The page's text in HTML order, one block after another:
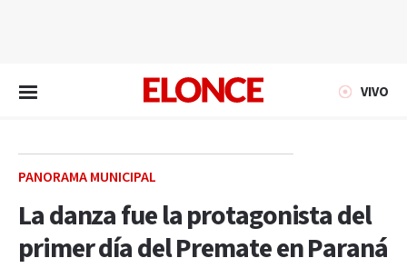
VIVO
PANORAMA MUNICIPAL
La danza fue la protagonista del
primer día del Premate en Paraná